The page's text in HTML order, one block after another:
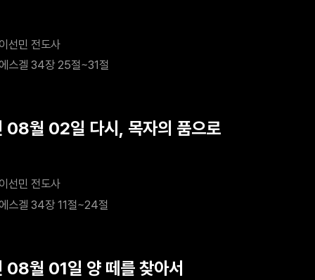
선민 전도사
스겔 34장 25절~31절
월 02일 다시, 목자의 품으로
선민 전도사
스겔 34장 11절~24절
월 01일 양 떼를 찾아서